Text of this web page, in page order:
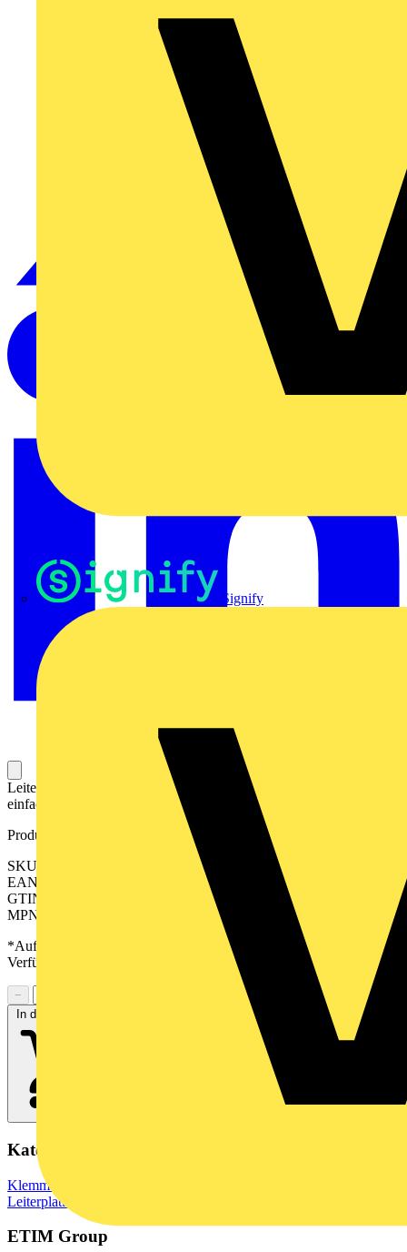
Signify
Leiterplattenklemme (Printklemme, Platinenklemme) für die
einfache und sichere Datenübertragung direkt auf die Leiterplatte.
Produktkennzeichen
SKU: 2650970000
EAN: 04050118636000
GTIN: 04050118636000
MPN: TMS 5.00/04/90 3.0SN GN BX
*Auf Anfrage verfügbar - bitte in den Warenkorb legen, um
Verfügbarkeit zu prüfen
−
In den Warenkorb
Kategorien
Klemmen, Steckverbinder & Verbindungselemente
Leiterplattensteckverbinder
ETIM Group